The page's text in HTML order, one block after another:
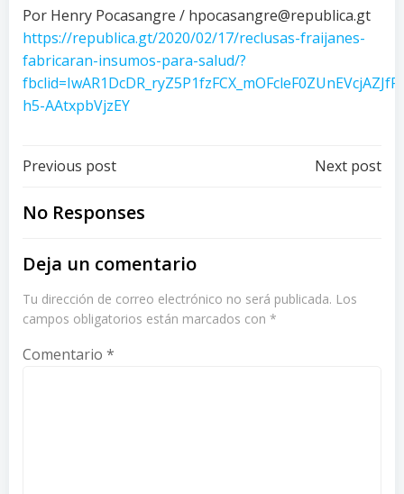
Por Henry Pocasangre / hpocasangre@republica.gt
https://republica.gt/2020/02/17/reclusas-fraijanes-
fabricaran-insumos-para-salud/?
h5-AAtxpbVjzEY
Post
navigation
Previous post Next post
No Responses
Deja un comentario
Tu dirección de correo electrónico no será publicada. Los
campos obligatorios están marcados con *
Comentario *